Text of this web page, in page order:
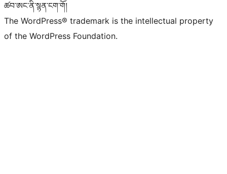
ཚབ་ཨང་ནི་སྙན་ངག་གོ།
The WordPress® trademark is the intellectual property
of the WordPress Foundation.